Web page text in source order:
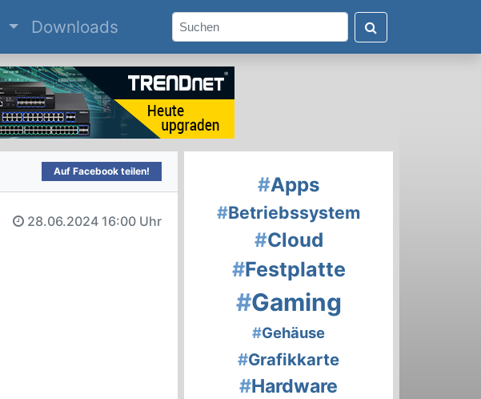
Downloads
Auf Facebook teilen!
28.06.2024 16:00 Uhr
#Apps
#Betriebssystem
#Cloud
#Festplatte
#Gaming
#Gehäuse
#Grafikkarte
#Hardware